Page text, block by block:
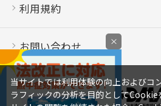
利用規約
お問い合わせ
当サイトでは利用体験の向上およびコ
ラフィックの分析を目的としてCookie
×